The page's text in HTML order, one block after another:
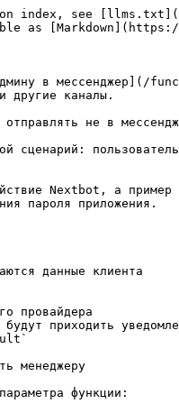
* e-mail менеджера в примере задаётся прямо в коде в переменной `manager_email`
* данные клиента берутся из `args`, например: `args.get("client_name", "")`
* `debug()` помогает смотреть логи выполнения во время теста
* `result` обязателен: его получает ИИ-агент после выполнения скрипта
* в среде `Python Script` уже доступны `smtplib`, `ssl` и `MIMEText`, поэтому дополнительные зависимости не нужны

{% stepper %}
{% step %}
**Шаг 1. Создайте или откройте функцию**

Создайте новую функцию, например `send_manager_email`, или откройте существующую функцию, после которой менеджер должен получать уведомление на почту.
{% endstep %}

{% step %}
**Шаг 2. Добавьте параметры функции**

Если данные клиента ещё не передаются в функцию, добавьте параметры:

| Имя параметра | Тип параметра | Инструкция для параметра          |
| ------------- | ------------- | --------------------------------- |
| `client_name` | Строка        | Имя клиента                       |
| `phone`       | Строка        | Телефон клиента                   |
| `question`    | Строка        | Кратко передай, что нужно клиенту |

Внутри `Python Script` эти значения можно получить так:

```python
client_name = args.get("client_name", "").strip()
phone = args.get("phone", "").strip()
question = args.get("question", "").strip()
```

{% endstep %}

{% step %}
**Шаг 3. Выберите почтового